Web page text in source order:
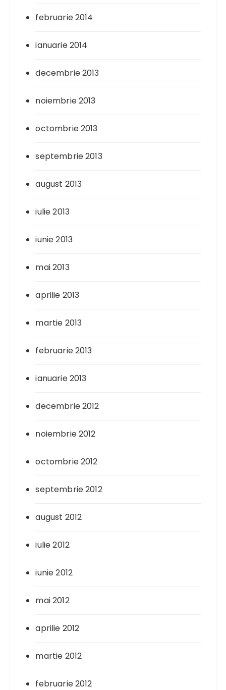
februarie 2014
ianuarie 2014
decembrie 2013
noiembrie 2013
octombrie 2013
septembrie 2013
august 2013
iulie 2013
iunie 2013
mai 2013
aprilie 2013
martie 2013
februarie 2013
ianuarie 2013
decembrie 2012
noiembrie 2012
octombrie 2012
septembrie 2012
august 2012
iulie 2012
iunie 2012
mai 2012
aprilie 2012
martie 2012
februarie 2012